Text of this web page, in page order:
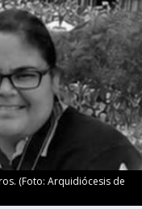
(Foto: Arquidiócesis de